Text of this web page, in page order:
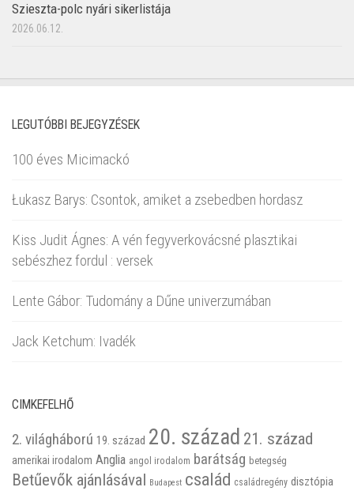
Szieszta-polc nyári sikerlistája
2026.06.12.
LEGUTÓBBI BEJEGYZÉSEK
100 éves Micimackó
Łukasz Barys: Csontok, amiket a zsebedben hordasz
Kiss Judit Ágnes: A vén fegyverkovácsné plasztikai
sebészhez fordul : versek
Lente Gábor: Tudomány a Dűne univerzumában
Jack Ketchum: Ivadék
CIMKEFELHŐ
2. világháború 19. század 20. század 21. század
amerikai irodalom Anglia angol irodalom barátság betegség
Betűevők ajánlásával Budapest család családregény disztópia